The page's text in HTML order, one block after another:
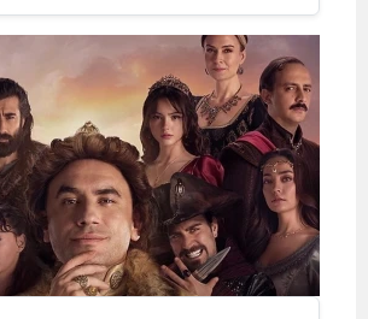
Gaziantep
Giresun
Gümüşhane
Hakkari
Hatay
Isparta